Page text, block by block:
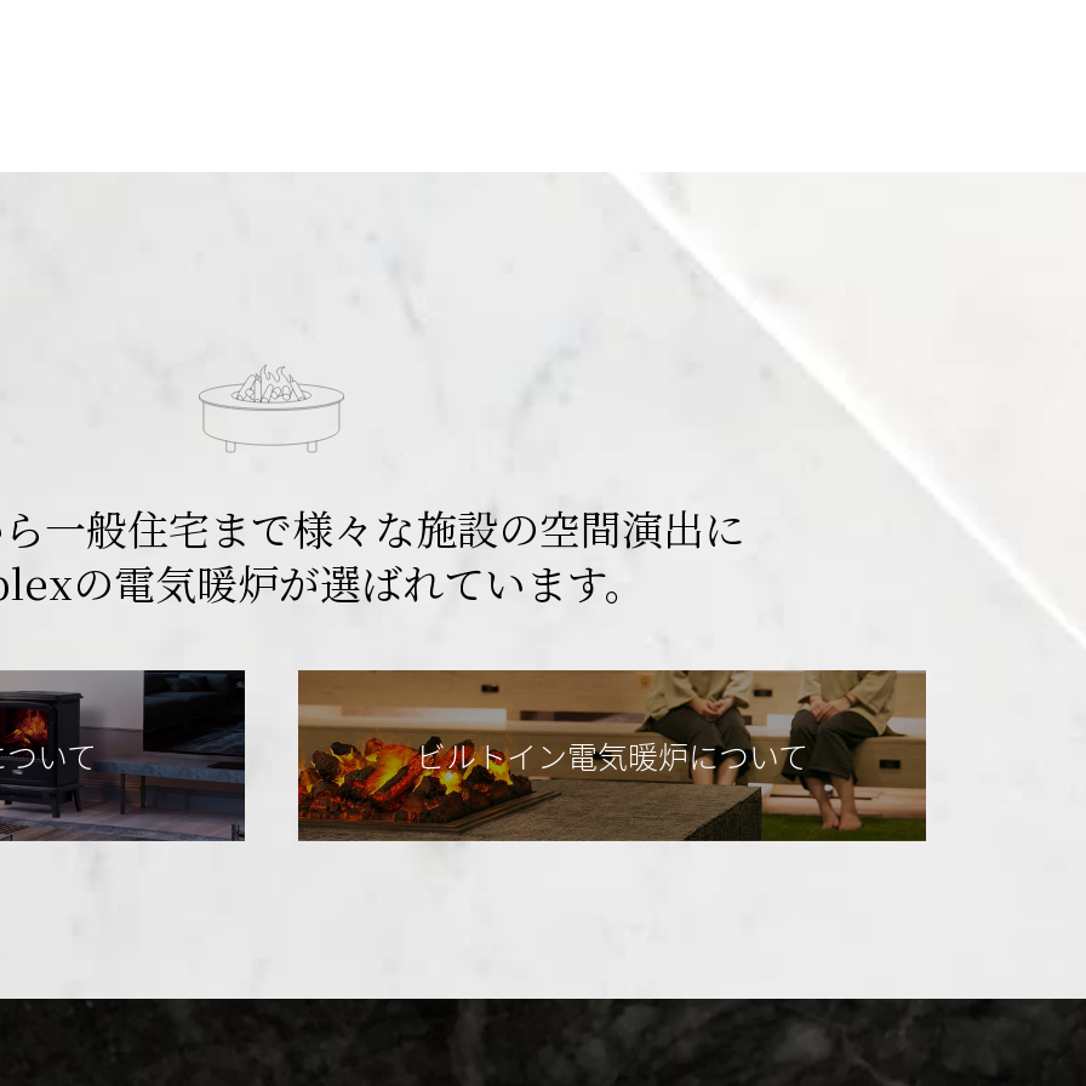
一般住宅まで様々な施設の空間演出に
の電気暖炉が選ばれています。
いて ビルトイン電気暖炉について